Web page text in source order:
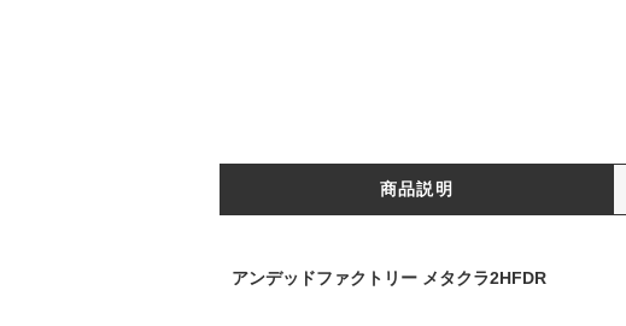
商品説明
アンデッドファクトリー メタクラ2HFDR